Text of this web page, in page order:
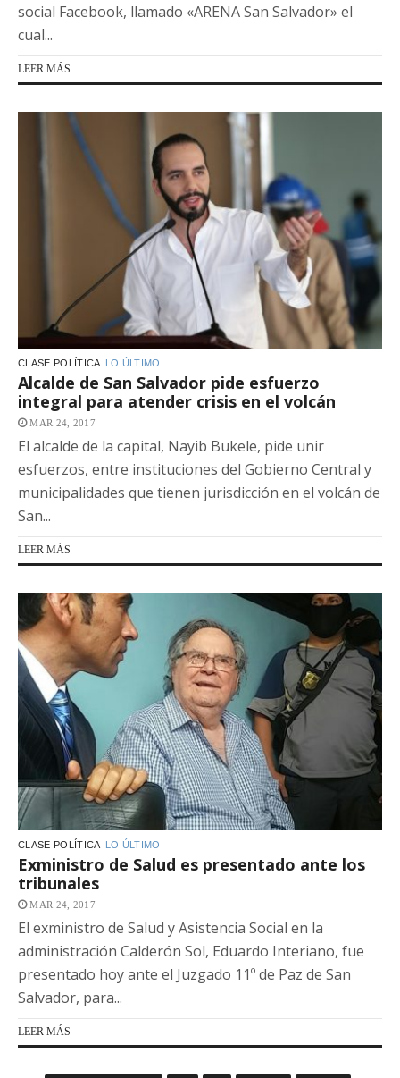
social Facebook, llamado «ARENA San Salvador» el
cual...
LEER MÁS
CLASE POLÍTICA LO ÚLTIMO
Alcalde de San Salvador pide esfuerzo
integral para atender crisis en el volcán
MAR 24, 2017
El alcalde de la capital, Nayib Bukele, pide unir
esfuerzos, entre instituciones del Gobierno Central y
municipalidades que tienen jurisdicción en el volcán de
San...
LEER MÁS
CLASE POLÍTICA LO ÚLTIMO
Exministro de Salud es presentado ante los
tribunales
MAR 24, 2017
El exministro de Salud y Asistencia Social en la
administración Calderón Sol, Eduardo Interiano, fue
presentado hoy ante el Juzgado 11º de Paz de San
Salvador, para...
LEER MÁS